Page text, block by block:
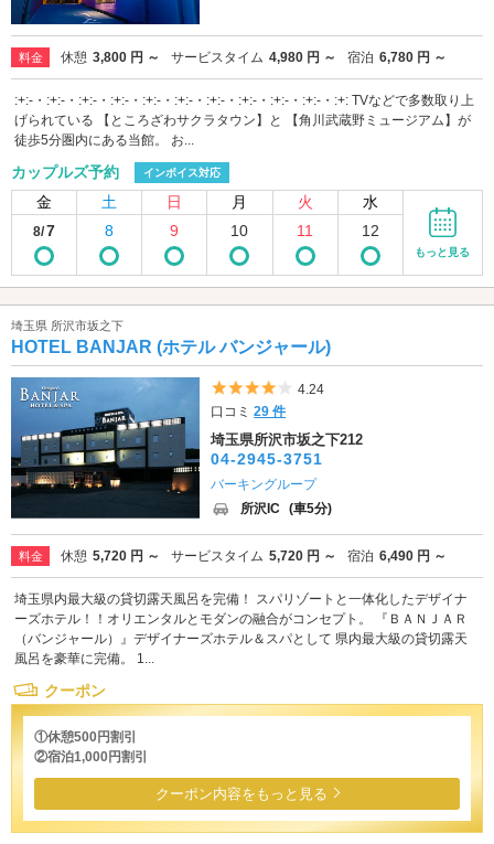
料金 休憩 3,800 円 ～ サービスタイム 4,980 円 ～ 宿泊 6,780 円 ～
:+:-・:+:-・:+:-・:+:-・:+:-・:+:-・:+:-・:+:-・:+:-・:+:-・:+: TVなどで多数取り上
げられている 【ところざわサクラタウン】と 【角川武蔵野ミュージアム】が
徒歩5分圏内にある当館。 お...
カップルズ予約 インボイス対応
金 土 日 月 火 水
8/7 8 9 10 11 12
もっと見る
埼玉県 所沢市坂之下
HOTEL BANJAR (ホテル バンジャール)
5つ星のうち4
4.24
口コミ29 件
埼玉県所沢市坂之下212
04-2945-3751
バーキングループ
所沢IC (車5分)
料金 休憩 5,720 円 ～ サービスタイム 5,720 円 ～ 宿泊 6,490 円 ～
埼玉県内最大級の貸切露天風呂を完備！ スパリゾートと一体化したデザイナ
ーズホテル！！オリエンタルとモダンの融合がコンセプト。 『ＢＡＮＪＡＲ
（バンジャール）』デザイナーズホテル＆スパとして 県内最大級の貸切露天
風呂を豪華に完備。 1...
クーポン
①休憩500円割引
②宿泊1,000円割引
クーポン内容をもっと見る